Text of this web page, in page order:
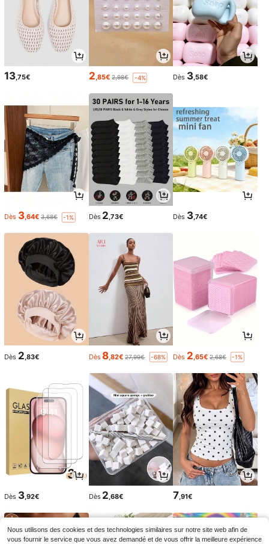
13,75€ 2,85€ 2,98€ -4% Dès 3,58€
Dès 3,64€ 3,68€ -1% Dès 2,73€ Dès 3,74€
Dès 2 ,83€ Dès8 ,82€ 27,99€ -68% Dès 2 ,65€ 2,68€ -1%
Dès 3,92€ Dès 2 ,68€ 7 ,91€
Nous utilisons des cookies et des technologies similaires sur notre site web afin de
vous fournir le service que vous avez demandé et de vous offrir la meilleure expérience